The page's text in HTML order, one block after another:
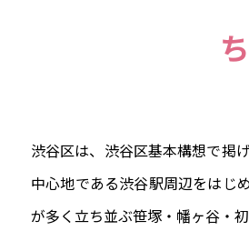
渋谷区は、渋谷区基本構想で掲
中心地である渋谷駅周辺をはじ
が多く立ち並ぶ笹塚・幡ヶ谷・